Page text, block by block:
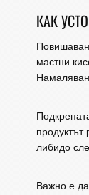
КАК
мастни
продуктът
либидо
Важно е